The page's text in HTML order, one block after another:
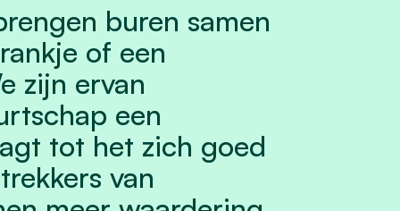
buren samen
of een
zijn ervan
een
tot het zich goed
van